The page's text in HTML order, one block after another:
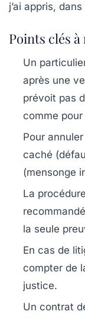
j’ai appris,
Points clés
Un
après une
prévoit pas
comme
Pour
caché
(mensonge
La
la seule
En cas de
compter de
justice.
Un contrat